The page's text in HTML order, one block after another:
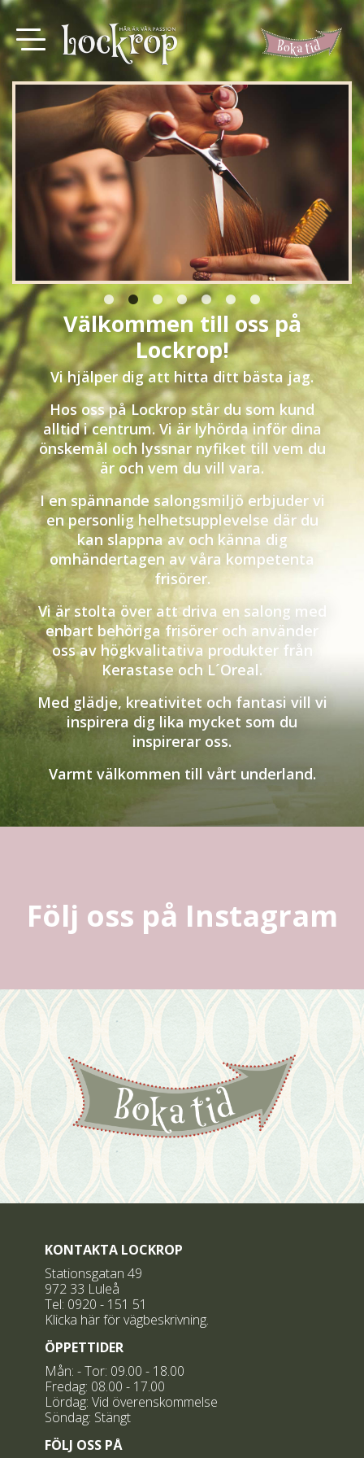
Välkommen till oss på
Lockrop!
Vi hjälper dig att hitta ditt bästa jag.
Hos oss på Lockrop står du som kund
alltid i centrum. Vi är lyhörda inför dina
önskemål och lyssnar nyfiket till vem du
är och vem du vill vara.
I en spännande salongsmiljö erbjuder vi
en personlig helhetsupplevelse där du
kan slappna av och känna dig
omhändertagen av våra kompetenta
frisörer.
Vi är stolta över att driva en salong med
enbart behöriga frisörer och använder
oss av högkvalitativa produkter från
Kerastase och L´Oreal.
Med glädje, kreativitet och fantasi vill vi
inspirera dig lika mycket som du
inspirerar oss.
Varmt välkommen till vårt underland.
Följ oss på Instagram
KONTAKTA LOCKROP
Stationsgatan 49
972 33 Luleå
Tel: 0920 - 151 51
Klicka här för vägbeskrivning.
ÖPPETTIDER
Mån: - Tor: 09.00 - 18.00
Fredag: 08.00 - 17.00
Lördag: Vid överenskommelse
Söndag: Stängt
FÖLJ OSS PÅ